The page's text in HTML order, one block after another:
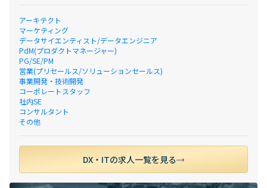
アーキテクト
マーケティング
データサイエンティスト/データエンジニア
PdM(プロダクトマネージャー)
PG/SE/PM
営業(プリセールス/ソリューションセールス)
事業開発・技術開発
コーポレートスタッフ
社内SE
コンサルタント
その他
DX・ITの求人一覧を見る